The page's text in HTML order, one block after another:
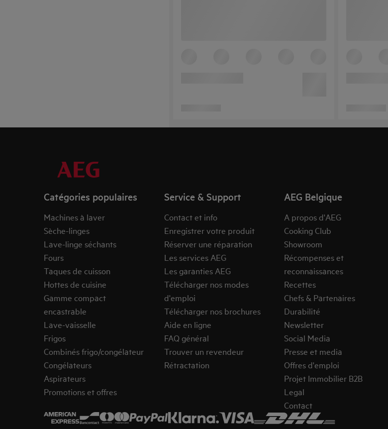
Catégories populaires
Machines à laver
Sèche-linges
Lave-linge séchants
Fours
Taques de cuisson
Hottes de cuisine
Gamme compact
encastrable
Lave-vaisselle
Frigos
Combinés frigo/congélateur
Congélateurs
Aspirateurs
Promotions et offres
Service & Support
Contact et info
Enregistrer votre produit
Réserver une réparation
Les services AEG
Les garanties AEG
Télécharger nos modes
d'emploi
Télécharger nos brochures
Aide en ligne
FAQ général
Trouver un revendeur
Rétractation
AEG Belgique
A propos d'AEG
Cooking Club
Showroom
Récompenses et
reconnaissances
Recettes
Chefs & Partenaires
Durabilité
Newsletter
Social Media
Presse et media
Offres d'emploi
Projet Immobilier B2B
Legal
Contact